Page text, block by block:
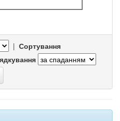
| Сортування